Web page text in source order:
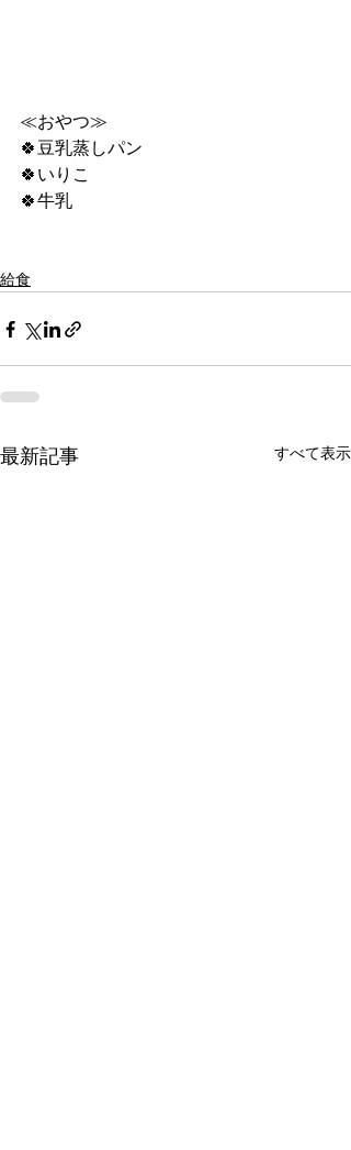
≪おやつ≫
🍀豆乳蒸しパン
🍀いりこ
🍀牛乳
給食
最新記事 すべて表示